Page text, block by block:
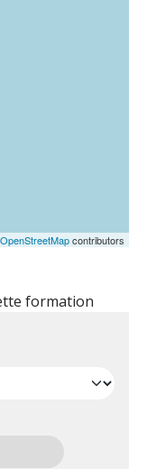
OpenStreetMapcontributors
formation